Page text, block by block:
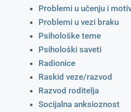
Problemi u učenju i
Problemi u vezi braku
Psihološke teme
Psihološki saveti
Radionice
Raskid veze/razvod
Razvod roditelja
Socijalna anksioznost